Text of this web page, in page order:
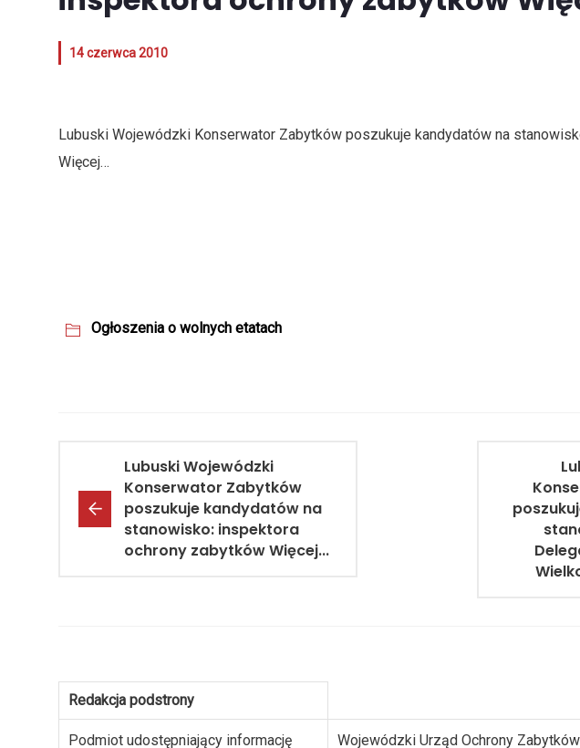
14 czerwca 2010
Lubuski Wojewódzki Konserwator Zabytków poszukuje kandydatów na
Więcej…
Ogłoszenia o wolnych etatach
Lubuski Wojewódzki
Konserwator Zabytków
poszukuje kandydatów na
stanowisko: inspektora
ochrony zabytków Więcej...
Redakcja podstrony
Podmiot udostępniający informację Wojewódzki Urząd Ochrony Zabytków